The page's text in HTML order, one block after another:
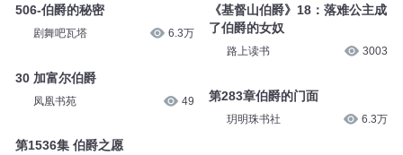
506-伯爵的秘密
剧舞吧瓦塔 6.3万
30 加富尔伯爵
凤凰书苑 49
第1536集 伯爵之愿
《基督山伯爵》18：落难公主成
了伯爵的女奴
路上读书 3003
第283章伯爵的门面
玥明珠书社 6.3万